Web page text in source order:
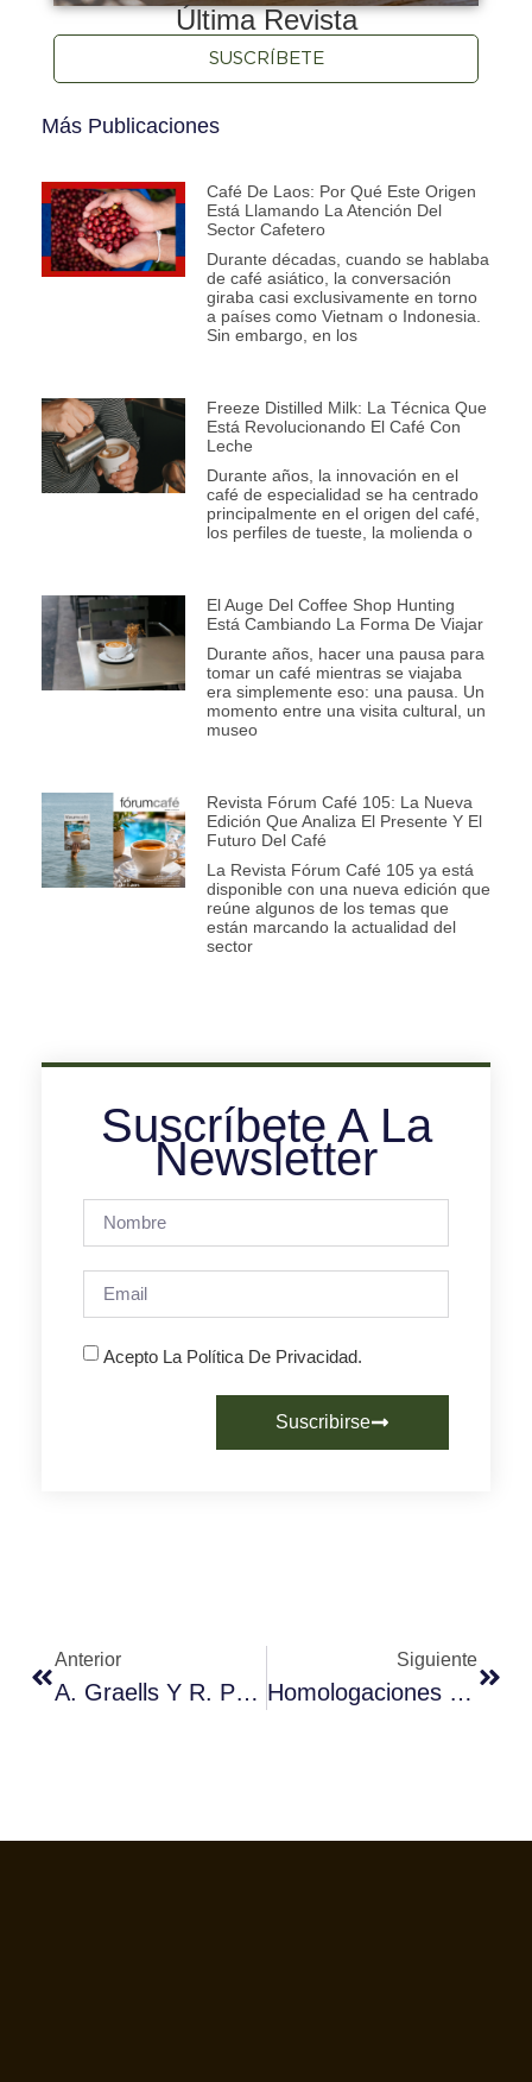
Última Revista
SUSCRÍBETE
Más Publicaciones
Café De Laos: Por Qué Este Origen
Está Llamando La Atención Del
Sector Cafetero
Durante décadas, cuando se hablaba
de café asiático, la conversación
giraba casi exclusivamente en torno
a países como Vietnam o Indonesia.
Sin embargo, en los
Freeze Distilled Milk: La Técnica Que
Está Revolucionando El Café Con
Leche
Durante años, la innovación en el
café de especialidad se ha centrado
principalmente en el origen del café,
los perfiles de tueste, la molienda o
El Auge Del Coffee Shop Hunting
Está Cambiando La Forma De Viajar
Durante años, hacer una pausa para
tomar un café mientras se viajaba
era simplemente eso: una pausa. Un
momento entre una visita cultural, un
museo
Revista Fórum Café 105: La Nueva
Edición Que Analiza El Presente Y El
Futuro Del Café
La Revista Fórum Café 105 ya está
disponible con una nueva edición que
reúne algunos de los temas que
están marcando la actualidad del
sector
Suscríbete A La
Newsletter
Acepto La Política De Privacidad.
Suscribirse
Anterior
A. Graells Y R. Puigdomenech De Lleida Estarán XI Campeonato De Baristas De Cataluña
Siguiente
Homologaciones Jueces Baristas-Canarias, Aragón Y Cantabria